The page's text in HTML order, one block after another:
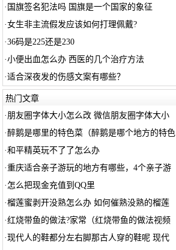
· 国旗签名犯法吗 国旗是一个国家的象征
·女生非主流假发应该如何打理佩戴?
·36码是225还是230
·小便出血怎么办 西医的几个治疗方法
·适合深夜发的伤感文案有哪些？
热门文章
· 朋友圈字体大小怎么改 微信朋友圈字体大小
·醉鹅是哪里的特色菜（醉鹅是哪个地方的特色
·和平精英玩不了了怎么办
·重庆适合亲子游玩的地方有哪些，4个亲子游
· 怎么把现金充值到QQ里
·榴莲蜜剥开没熟怎么办 如何催熟没熟的榴莲
·红烧带鱼的做法?家常（红烧带鱼的做法视频
·现代人的鞋都分左右脚那古人穿的鞋呢 现代